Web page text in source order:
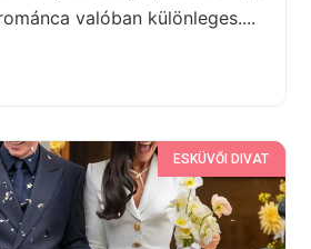
valóban különleges....
ESKÜVŐI DIVAT